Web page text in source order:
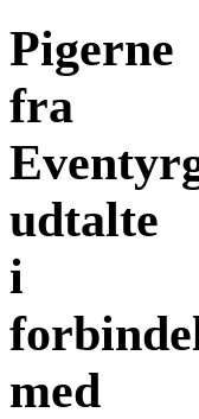
Pigerne
fra
udtalte
i
med